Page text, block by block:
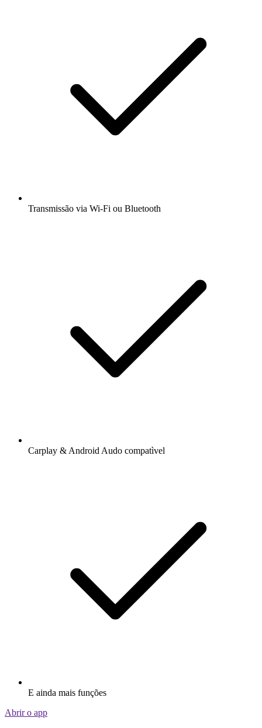
Transmissão via Wi-Fi ou Bluetooth
Carplay & Android Audo compatìvel
E ainda mais funções
Abrir o app